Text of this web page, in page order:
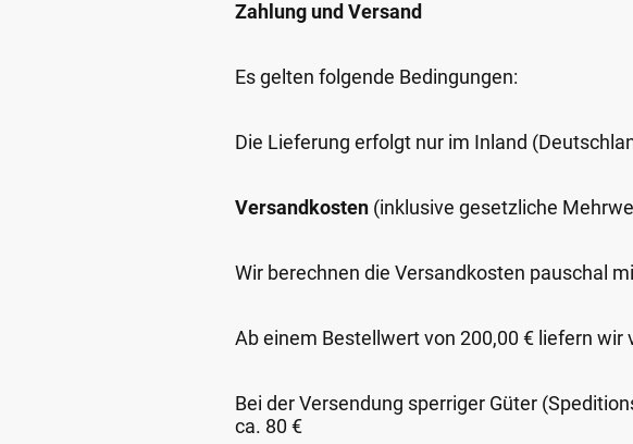
Zahlung und Versand
Es gelten folgende Bedingungen:
Die Lieferung erfolgt nur im Inland
Versandkosten (inklusive gesetzliche
Wir berechnen die Versandkosten pauschal
Ab einem Bestellwert von 200,00 € liefern wir
Bei der Versendung sperriger Güter
ca. 80 €